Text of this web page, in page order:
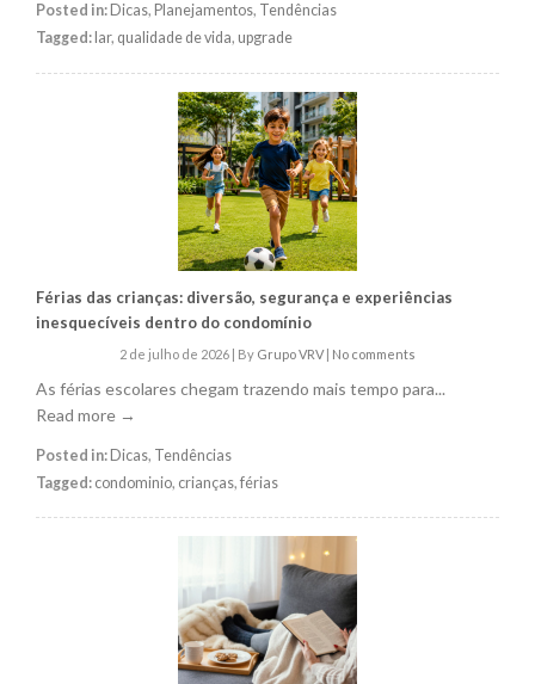
Posted in: Dicas, Planejamentos, Tendências
Tagged: lar, qualidade de vida, upgrade
Férias das crianças: diversão, segurança e experiências
inesquecíveis dentro do condomínio
2 de julho de 2026 | By Grupo VRV| No comments
As férias escolares chegam trazendo mais tempo para...
Read more →
Posted in: Dicas, Tendências
Tagged: condominio, crianças, férias